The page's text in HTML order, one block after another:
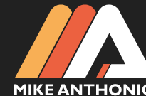
used-panties-es/